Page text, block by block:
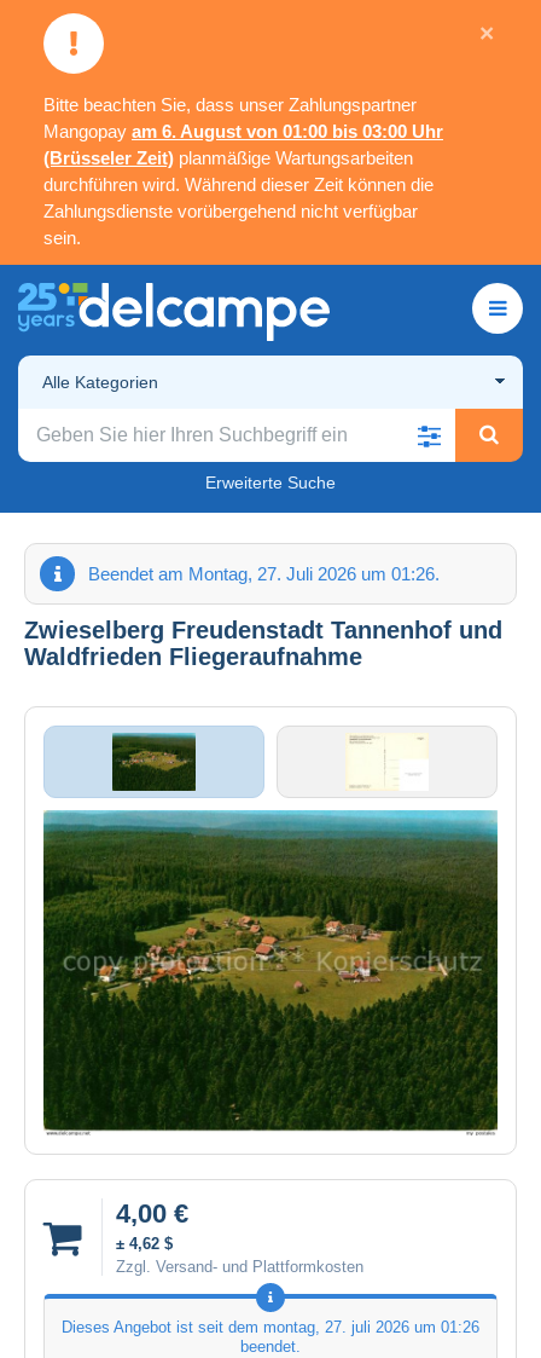
Bitte beachten Sie, dass unser Zahlungspartner
Mangopay am 6. August von 01:00 bis 03:00 Uhr
(Brüsseler Zeit) planmäßige Wartungsarbeiten
durchführen wird. Während dieser Zeit können die
Zahlungsdienste vorübergehend nicht verfügbar
sein.
×
Alle Kategorien
Erweiterte Suche
Beendet am Montag, 27. Juli 2026 um 01:26.
Zwieselberg Freudenstadt Tannenhof und
Waldfrieden Fliegeraufnahme
4,00 €
± 4,62 $
Zzgl. Versand- und Plattformkosten
Dieses Angebot ist seit dem montag, 27. juli 2026 um 01:26
beendet.